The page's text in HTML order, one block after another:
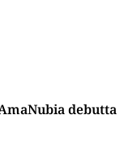
debutta